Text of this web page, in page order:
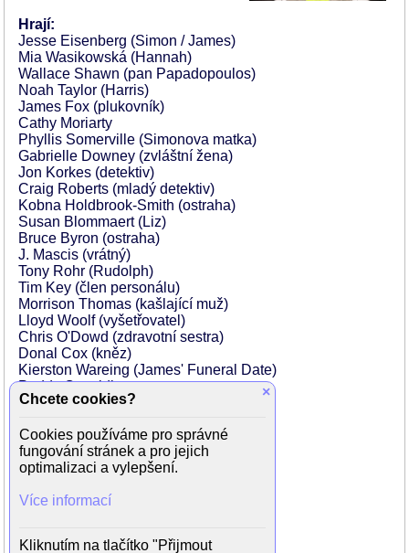
Hrají:
Jesse Eisenberg (Simon / James)
Mia Wasikowská (Hannah)
Wallace Shawn (pan Papadopoulos)
Noah Taylor (Harris)
James Fox (plukovník)
Cathy Moriarty
Phyllis Somerville (Simonova matka)
Gabrielle Downey (zvláštní žena)
Jon Korkes (detektiv)
Craig Roberts (mladý detektiv)
Kobna Holdbrook-Smith (ostraha)
Susan Blommaert (Liz)
Bruce Byron (ostraha)
J. Mascis (vrátný)
Tony Rohr (Rudolph)
Tim Key (člen personálu)
Morrison Thomas (kašlající muž)
Lloyd Woolf (vyšetřovatel)
Chris O'Dowd (zdravotní sestra)
Donal Cox (kněz)
Kierston Wareing (James' Funeral Date)
Paddy Considine
Gemma Chan
Nathalie Cox (Jackova žena)
Martin Crossingham (zdravotník)
Catherine Delaloye (letuška)
Joanna Finata (atraktivní barmanka)
×
Chcete cookies?
Cookies používáme pro správné
fungování stránek a pro jejich
optimalizaci a vylepšení.
Více informací
Kliknutím na tlačítko "Přijmout